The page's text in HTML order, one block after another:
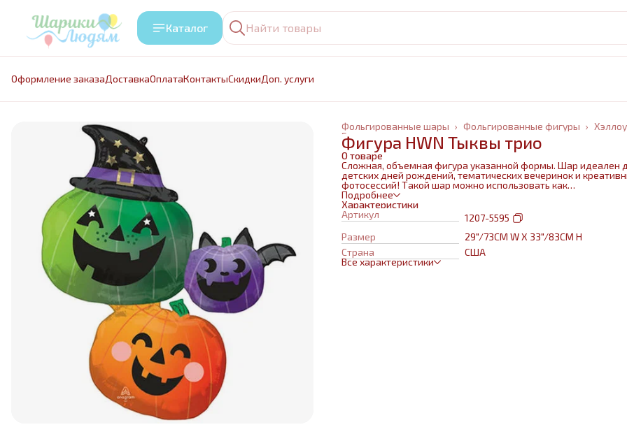
Каталог
Оформление заказаДоставкаОплатаКонтактыCкидкиДоп. услуги
Фольгированные фигуры ›
Фольгированные шары ›
Главная
Фигура HWN Тыквы трио
О товаре
Сложная, объемная фигура указанной формы. Шар идеален
детских дней рождений, тематических вечеринок и
фотосессий! Такой шар можно использовать как
самостоятельный элемент декора или в воздушном букете в
сочетании с другими шарами и украшениями. Изготовлен из
качественных материалов (полимерная пленка).При
используется только гелий. Плотная пленка позволит шару не
сдуваться около недели. Размеры указаны в ненадутом
состоянии, в надутом на 10-20 % меньше.
Подробнее
Характеристики
Артикул
1207-5595
Размер
29"/73CM W X 33"/83CM H
Страна
США
Все характеристики